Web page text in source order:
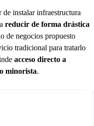
de instalar infraestructura
reducir de forma drástica
de negocios propuesto
tradicional para tratarlo
acceso directo a
minorista.